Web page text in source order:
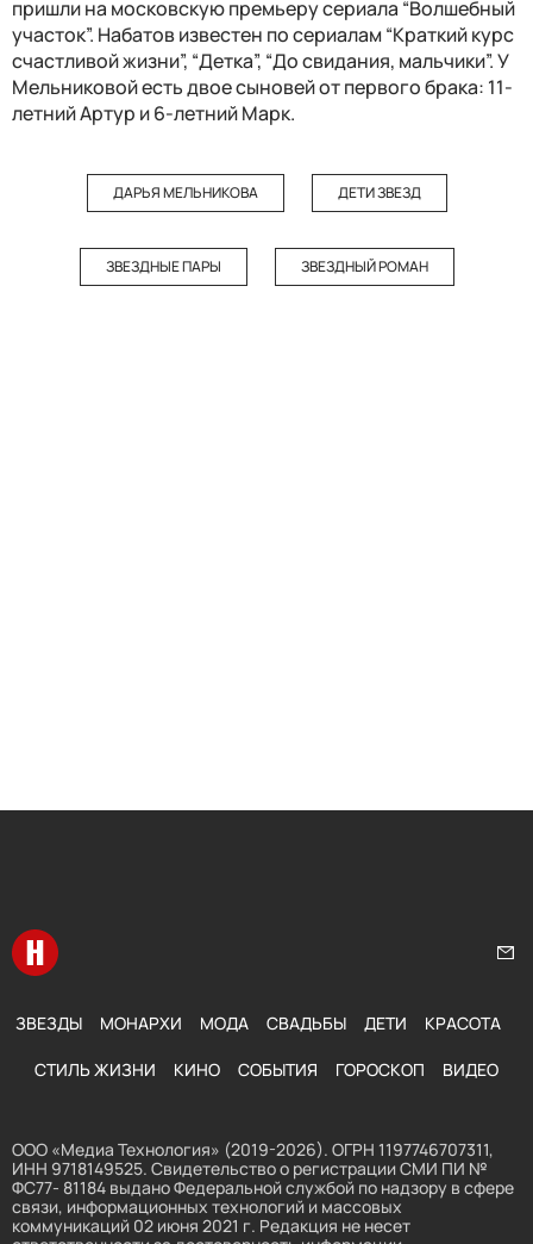
пришли на московскую премьеру сериала “Волшебный
участок”. Набатов известен по сериалам “Краткий курс
счастливой жизни”, “Детка”, “До свидания, мальчики”. У
Мельниковой есть двое сыновейот первого брака: 11-
летний Артур и 6-летний Марк.
ДАРЬЯ МЕЛЬНИКОВА ДЕТИ ЗВЕЗД
ЗВЕЗДНЫЕ ПАРЫ ЗВЕЗДНЫЙ РОМАН
Перейти на главную
ЗВЕЗДЫ МОНАРХИ МОДА СВАДЬБЫ ДЕТИ КРАСОТА
СТИЛЬ ЖИЗНИ КИНО СОБЫТИЯ ГОРОСКОП ВИДЕО
ООО «Медиа Технология» (2019-2026). ОГРН 1197746707311,
ИНН 9718149525. Свидетельство о регистрации СМИ ПИ №
ФС77- 81184 выдано Федеральной службой по надзору в сфере
связи, информационных технологий и массовых
коммуникаций 02 июня 2021 г. Редакция не несет